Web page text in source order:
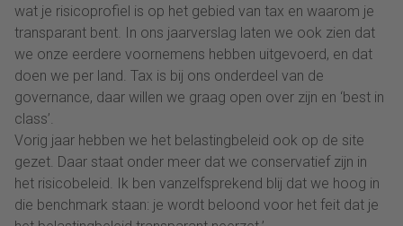
wat je risicoprofiel is op het gebied van tax en waarom je
transparant bent. In ons jaarverslag laten we ook zien dat
we onze eerdere voornemens hebben uitgevoerd, en dat
doen we per land. Tax is bij ons onderdeel van de
governance, daar willen we graag open over zijn en ‘best in
class’.
Vorig jaar hebben we het belastingbeleid ook op de site
gezet. Daar staat onder meer dat we conservatief zijn in
het risicobeleid. Ik ben vanzelfsprekend blij dat we hoog in
die benchmark staan: je wordt beloond voor het feit dat je